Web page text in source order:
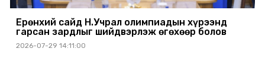
Ерөнхий сайд Н.Учрал олимпиадын хүрээнд
гарсан зардлыг шийдвэрлэж өгөхөөр болов
2026-07-29 14:11:00